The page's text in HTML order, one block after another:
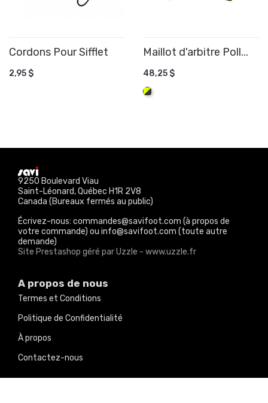
Cordons Pour Sifflet
2,95 $
AJOUTER AU PANIER Maillot d'arbitre Poll...
48,25 $
Fluo/Graphite
AJOUTER AU PANIER
9250 Boulevard Viau
Saint-Léonard, Québec H1R 2V8
Canada (Bureaux fermés au public)
Écrivez-nous: commandes@savifoot.com (à propos de
votre commande) ou info@savifoot.com (toute autre
demande)
Site Prestashop géré par Uzzle - www.uzzle.fr
A propos de nous
Termes et Conditions
Politique de Confidentialité
À propos
Contactez-nous